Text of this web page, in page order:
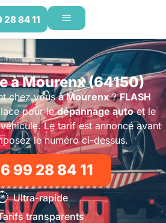
28 84 11
à Mourenx (64150)
chez vousà Mourenx?FLASH
pour ledépannage autoet le
Le tarif est annoncé avant
le numéro ci-dessus.
99 28 84 11
Ultra-rapide
transparents